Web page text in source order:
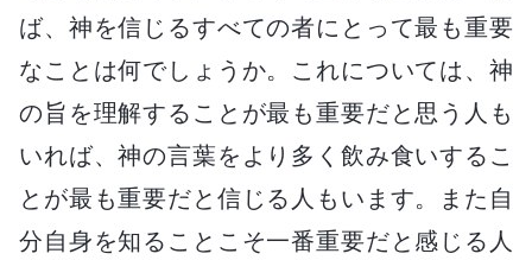
ば、神を信じるすべての者にとって最も重要
なことは何でしょうか。これについては、神
の旨を理解することが最も重要だと思う人も
いれば、神の言葉をより多く飲み食いするこ
とが最も重要だと信じる人もいます。また自
分自身を知ることこそ一番重要だと感じる人